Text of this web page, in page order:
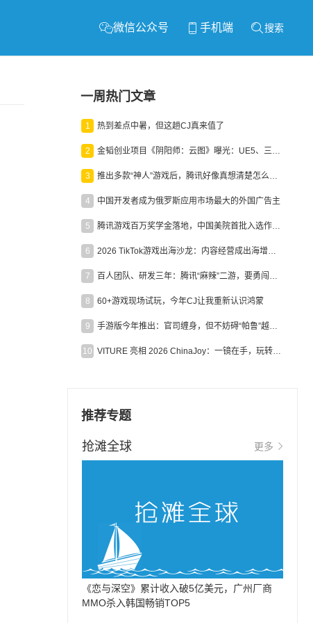
微信公众号 手机端 搜索
一周热门文章
1 热到差点中暑，但这趟CJ真来值了
2 金韬创业项目《阴阳师：云图》曝光：UE5、三端互通、ARPG
3 推出多款“神人”游戏后，腾讯好像真想清楚怎么做二次元了
4 中国开发者成为俄罗斯应用市场最大的外国广告主
5 腾讯游戏百万奖学金落地，中国美院首批入选作品获业内关注
6 2026 TikTok游戏出海沙龙：内容经营成出海增长新引擎
7 百人团队、研发三年：腾讯“麻辣”二游，要勇闯男性恋爱市场
8 60+游戏现场试玩，今年CJ让我重新认识鸿蒙
9 手游版今年推出：官司缠身，但不妨碍“帕鲁”越来越火
10 VITURE 亮相 2026 ChinaJoy：一镜在手，玩转全场！
推荐专题
抢滩全球 更多
《恋与深空》累计收入破5亿美元，广州厂商
MMO杀入韩国畅销TOP5